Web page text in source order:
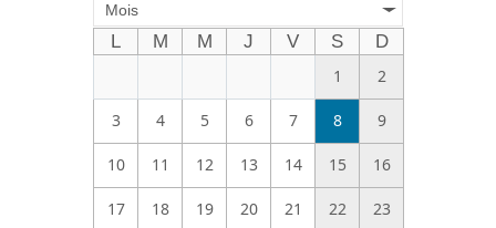
Mois
L M M J V S
D
1
2
3 4 5 6 7 8 9
10 11 12 13 14 15 16
17 18 19 20 21 22 23